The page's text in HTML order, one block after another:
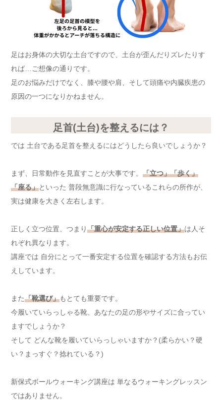
足はお身体の大切な土台ですので、土台が歪んだりズレたりす
れば…ご想像の通りです。
足のお悩みだけでなく、膝や腰や肩、そして頭痛や内臓疾患の
原因の一つになりかねません。
足首(土台)を整えるには？
では 土台である足首を整えるにはどうしたら良いでしょうか？
まず、日常動作を見直すことが大事です。 「立つ」「歩く」
「座る」といった 普段無意識に行なっているこれらの所作が、
実は健康を大きく左右します。
正しく立つ位置、つまり「重心が安定する正しい位置」は人そ
れぞれ異なります。
講座では 自分にとって一番安定する位置を確認する方法もお伝
えしています。
また「靴選び」もとても重要です。
今履いていらっしゃる靴、あなたの足の形やサイズに合ってい
ますでしょうか？
そして どんな靴を履いていらっしゃいますか？(柔らかい？硬
い？まっすぐ？捻れている？)
新保式ボールウォーキング講座は 単なるウォーキングレッスン
ではありません。